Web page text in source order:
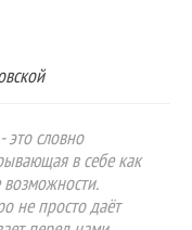
словно
в себе как
не просто даёт